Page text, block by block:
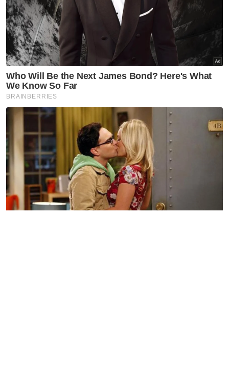
Nasional
PN cadang sidang khas
Parlimen RCI TH ditangguhkan
Nasional
Dasar yang baik perlu ambil
kira realiti kehidupan rakyat -
Amirudin
Ahmad Zahid ajak rakyat
doakan kesembuhan untuk
Anwar